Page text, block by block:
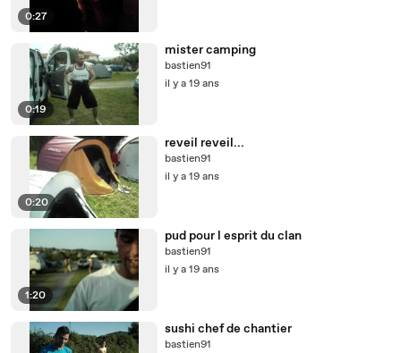
0:27
0:19
mister camping
bastien91
il y a 19 ans
0:20
reveil reveil...
bastien91
il y a 19 ans
1:20
pud pour l esprit du clan
bastien91
il y a 19 ans
sushi chef de chantier
bastien91